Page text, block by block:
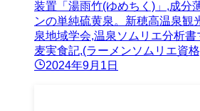
装置「湯雨竹(ゆめちく)」,成分
ンの単純硫黄泉。新穂高温泉観
泉地域学会,温泉ソムリエ分析
麦実食記,(ラーメンソムリエ資
2024年9月1日